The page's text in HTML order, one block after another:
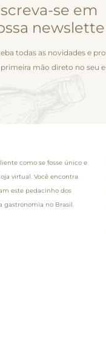
se em
todas as novidades e
mão direto no seu
como se fosse único e
virtual. Você encontra
este pedacinho dos
gastronomia no Brasil.